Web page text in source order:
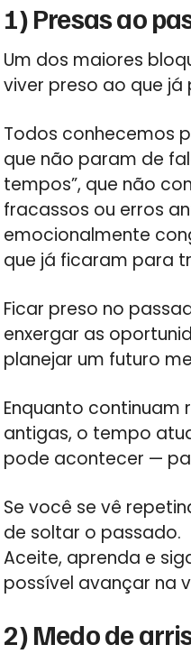
1) Presas ao
Um dos maiores
viver preso ao que já
Todos conhecemos
que não param de
tempos”, que não
fracassos ou erros
emocionalmente
que já ficaram para
Ficar preso no
enxergar as
planejar um futuro
Enquanto continuam
antigas, o tempo
pode acontecer —
Se você se vê
de soltar o passado.
Aceite, aprenda e
possível avançar na
2) Medo de